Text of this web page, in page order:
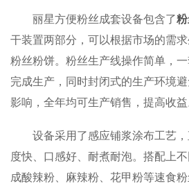
丽星方便粉丝成套设备包含了
干装置两部分，可以根据市场的需
粉丝粉饼。粉丝生产线操作简单，
完成生产，同时封闭式的生产环境
影响，全年均可生产销售，提高收益
设备采用了感应铺浆涂布工艺
度快、口感好、耐煮耐泡。搭配上
成酸辣粉、麻辣粉、花甲粉等速食